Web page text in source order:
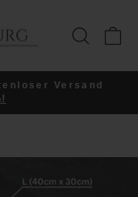
SUCHE
Versand